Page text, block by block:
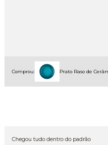
Comprou: Prato Raso de
Chegou tudo dentro do padrão